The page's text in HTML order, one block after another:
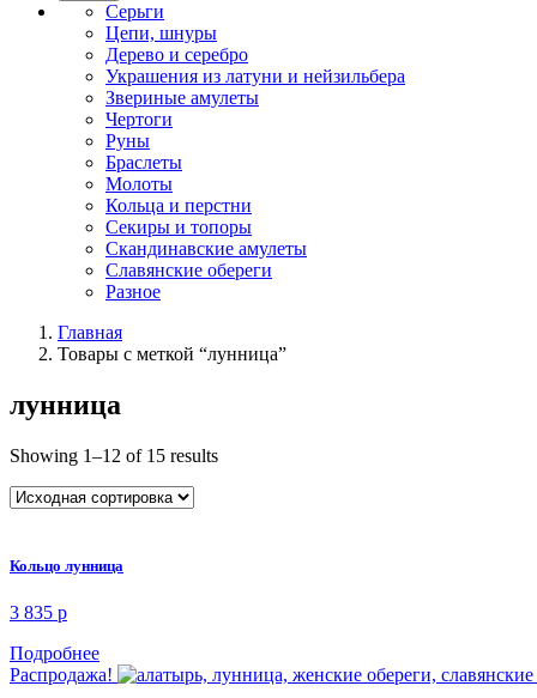
Серьги
Цепи, шнуры
Дерево и серебро
Украшения из латуни и нейзильбера
Звериные амулеты
Чертоги
Руны
Браслеты
Молоты
Кольца и перстни
Секиры и топоры
Скандинавские амулеты
Славянские обереги
Разное
Главная
Товары с меткой “лунница”
лунница
Showing 1–12 of 15 results
Кольцо лунница
3 835 p
Подробнее
Распродажа!